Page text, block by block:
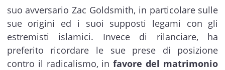
suo avversario Zac Goldsmith, in particolare sulle
sue origini ed i suoi supposti legami con gli
estremisti islamici. Invece di rilanciare, ha
preferito ricordare le sue prese di posizione
contro il radicalismo, infavore del matrimonio